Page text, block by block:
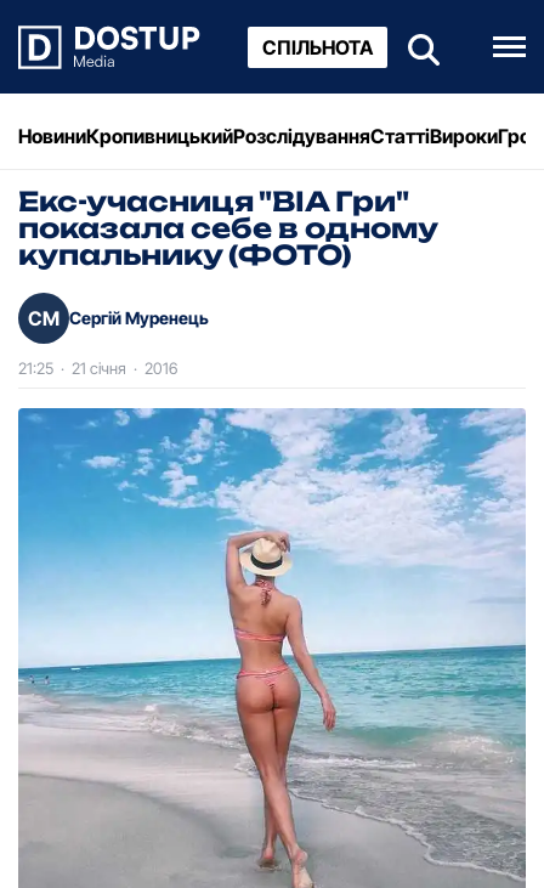
СПІЛЬНОТА
НовиниКропивницькийРозслідуванняСтаттіВироки
Екс-учасниця "ВІА Гри"
показала себе в одному
купальнику (ФОТО)
СМ Сергій Муренець
21:25 · 21 січня · 2016